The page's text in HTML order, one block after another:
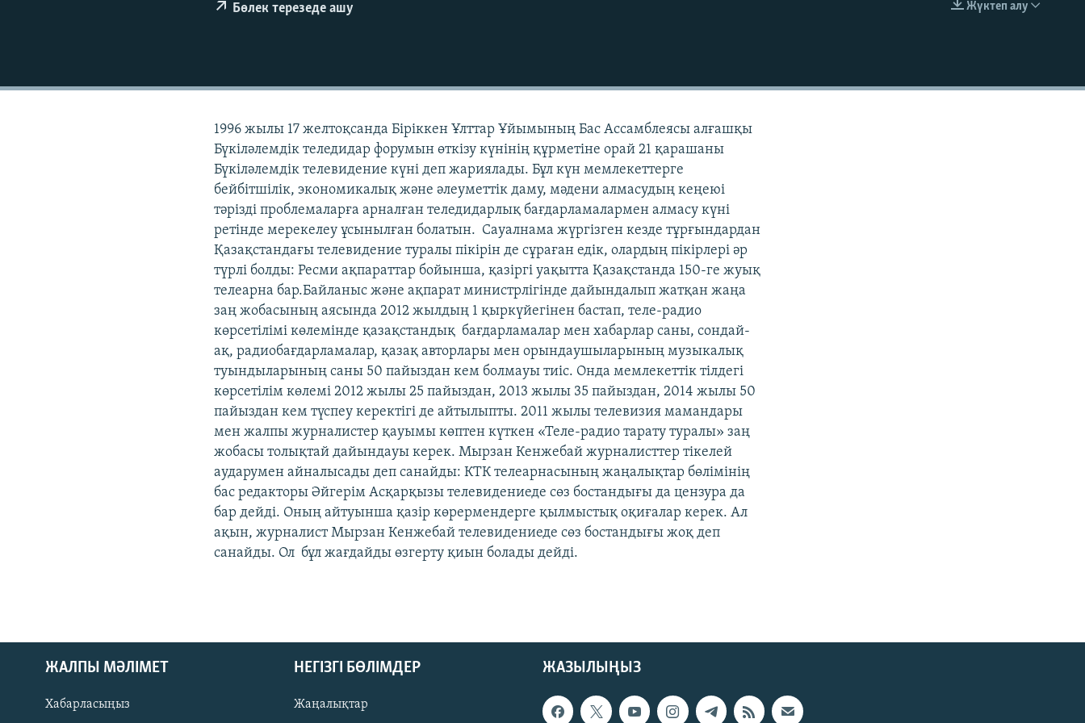
EMBED
Жүктеп алу
Бөлек терезеде ашу
1996 жылы 17 желтоқсанда Біріккен Ұлттар Ұйымының Бас Ассамблеясы алғашқы
Бүкіләлемдік теледидар форумын өткізу күнінің құрметіне орай 21 қарашаны
Бүкіләлемдік телевидение күні деп жариялады. Бұл күн мемлекеттерге
бейбітшілік, экономикалық және әлеуметтік даму, мәдени алмасудың кеңеюі
тәрізді проблемаларға арналған теледидарлық бағдарламалармен алмасу күні
ретінде мерекелеу ұсынылған болатын. Сауалнама жүргізген кезде тұрғындардан
Қазақстандағы телевидение туралы пікірін де сұраған едік, олардың пікірлері әр
түрлі болды: Ресми ақпараттар бойынша, қазіргі уақытта Қазақстанда 150-ге жуық
телеарна бар.Байланыс және ақпарат министрлігінде дайындалып жатқан жаңа
заң жобасының аясында 2012 жылдың 1 қыркүйегінен бастап, теле-радио
көрсетілімі көлемінде қазақстандық бағдарламалар мен хабарлар саны, сондай-
ақ, радиобағдарламалар, қазақ авторлары мен орындаушыларының музыкалық
туындыларының саны 50 пайыздан кем болмауы тиіс. Онда мемлекеттік тілдегі
көрсетілім көлемі 2012 жылы 25 пайыздан, 2013 жылы 35 пайыздан, 2014 жылы 50
пайыздан кем түспеу керектігі де айтылыпты. 2011 жылы телевизия мамандары
мен жалпы журналистер қауымы көптен күткен «Теле-радио тарату туралы» заң
жобасы толықтай дайындауы керек. Мырзан Кенжебай журналисттер тікелей
аударумен айналысады деп санайды: КТК телеарнасының жаңалықтар бөлімінің
бас редакторы Әйгерім Асқарқызы телевидениеде сөз бостандығы да цензура да
бар дейді. Оның айтуынша қазір көрермендерге қылмыстық оқиғалар керек. Ал
ақын, журналист Мырзан Кенжебай телевидениеде сөз бостандығы жоқ деп
санайды. Ол бұл жағдайды өзгерту қиын болады дейді.
ЖАЗЫЛЫҢЫЗ
ЖАЛПЫ МӘЛІМЕТ
Хабарласыңыз
НЕГІЗГІ БӨЛІМДЕР
Жаңалықтар